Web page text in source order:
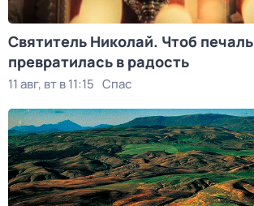
Святитель Николай. Чтоб печаль
превратилась в радость
11 авг, вт в 11:15 Спас